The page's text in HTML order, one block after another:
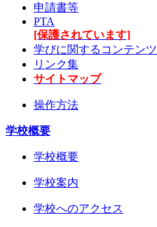
申請書等
PTA
[保護されています]
学びに関するコンテンツ
リンク集
サイトマップ
操作方法
学校概要
学校概要
学校案内
学校へのアクセス